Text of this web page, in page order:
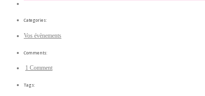
Categories:
Vos évènements
Comments:
1 Comment
Tags: